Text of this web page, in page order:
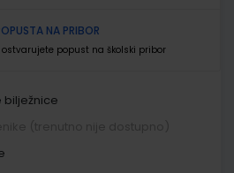
NA PRIBOR
popust na školski pribor
bilježnice